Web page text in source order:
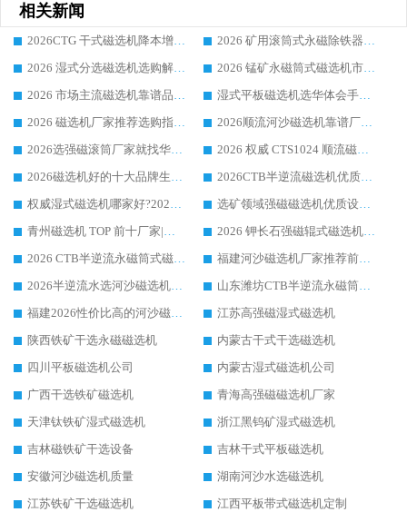
相关新闻
2026CTG 干式磁选机降本增效选购指南 选矿行业口碑稳定专业生产强者盘点
2026 矿用滚筒式永磁除铁器厂家榜单 行业实力派源头厂商选购干货指南
2026 湿式分选磁选机选购解析，华体会手机网页版-华体会(中国) 设备综合实力详解
2026 锰矿永磁筒式磁选机市场主流客户推荐生产厂家口碑精选
2026 市场主流磁选机靠谱品牌推荐 案例厂家华体会手机网页版-华体会(中国) 大众倾心之选
湿式平板磁选机选华体会手机网页版-华体会(中国) _2026靠谱厂家收获各地客户良好评价
2026 磁选机厂家推荐选购指南，实地走访参考华体会手机网页版-华体会(中国) 合作口碑表现
2026顺流河沙磁选机靠谱厂家推荐 华体会手机网页版-华体会(中国) 实力口碑精选
2026选强磁滚筒厂家就找华体会手机网页版-华体会(中国) _口碑过硬用料扎实_性价比优势突出
2026 权威 CTS1024 顺流磁选机精选生产厂家优质设备推荐
2026磁选机好的十大品牌生产厂家排名|华体会手机网页版-华体会(中国) 凭实力入磅
2026CTB半逆流磁选机优质厂家推荐：华体会手机网页版-华体会(中国) ，行业标杆生产厂家
权威湿式磁选机哪家好?2026 实测榜单出炉，潍坊华体会手机网页版-华体会(中国) 大厂实力领跑
选矿领域强磁磁选机优质设备推荐榜 TOP1：潍坊华体会手机网页版-华体会(中国) 凭实力出圈
青州磁选机 TOP 前十厂家|靠谱品牌怎么选?潍坊华体会手机网页版-华体会(中国) 实力出圈
2026 钾长石强磁辊式磁选机靠谱厂家 TOP 榜：潍坊华体会手机网页版-华体会(中国) 凭硬核实力领跑行业
2026 CTB半逆流永磁筒式磁选机厂家如何选择，选华体会手机网页版-华体会(中国) 原因，硬核实测不踩坑指南
福建河沙磁选机厂家推荐前三，华体会手机网页版-华体会(中国) 磁选机解锁资源利用新路径
2026半逆流水选河沙磁选机生产厂家：解锁河沙分选高效新路径
山东潍坊CTB半逆流永磁筒式河沙磁选机生产厂家如何高效除铁提纯
福建2026性价比高的河沙磁选机生产厂家工作原理(通俗 + 专业双版，适配产品文案/介绍使用)
江苏高强磁湿式磁选机
陕西铁矿干选永磁磁选机
内蒙古干式干选磁选机
四川平板磁选机公司
内蒙古湿式磁选机公司
广西干选铁矿磁选机
青海高强磁磁选机厂家
天津钛铁矿湿式磁选机
浙江黑钨矿湿式磁选机
吉林磁铁矿干选设备
吉林干式平板磁选机
安徽河沙磁选机质量
湖南河沙水选磁选机
江苏铁矿干选磁选机
江西平板带式磁选机定制